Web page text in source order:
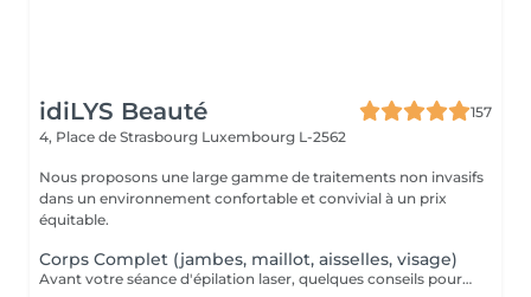
idiLYS Beauté
157
4, Place de Strasbourg Luxembourg L-2562
Nous proposons une large gamme de traitements non invasifs
dans un environnement confortable et convivial à un prix
équitable.
Corps Complet (jambes, maillot, aisselles, visage)
Avant votre séance d'épilation laser, quelques conseils pour un meilleur confort et un résultat optimal : 1. Rasez la zone à traiter : de préférence la veille avec un rasoir. 2. Venez avec une peau propre et sèche : sans maquillage, crème, parfum, huile ou déodorant. 3. Protégez votre peau : évitez le soleil, l'autobronzant ainsi que les gommages durant les 3 jours précédant la séance.